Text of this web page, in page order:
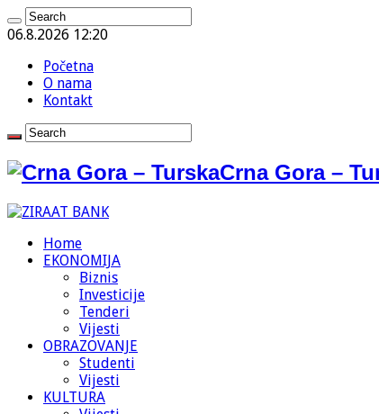
06.8.2026 12:20
Početna
O nama
Kontakt
Crna Gora –
Home
EKONOMIJA
Biznis
Investicije
Tenderi
Vijesti
OBRAZOVANJE
Studenti
Vijesti
KULTURA